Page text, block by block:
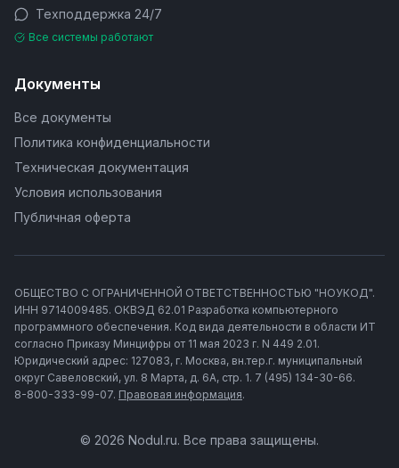
Техподдержка 24/7
Все системы работают
Документы
Все документы
Политика конфиденциальности
Техническая документация
Условия использования
Публичная оферта
ОБЩЕСТВО С ОГРАНИЧЕННОЙ ОТВЕТСТВЕННОСТЬЮ "НОУКОД".
ИНН 9714009485. ОКВЭД 62.01 Разработка компьютерного
программного обеспечения. Код вида деятельности в области ИТ
согласно Приказу Минцифры от 11 мая 2023 г. N 449 2.01.
Юридический адрес: 127083, г. Москва, вн.тер.г. муниципальный
округ Савеловский, ул. 8 Марта, д. 6А, стр. 1. 7 (495) 134-30-66.
8-800-333-99-07. Правовая информация.
© 2026 Nodul.ru. Все права защищены.